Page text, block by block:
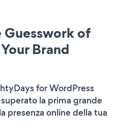
Guesswork of
Brand
for WordPress
la prima grande
presenza online della tua